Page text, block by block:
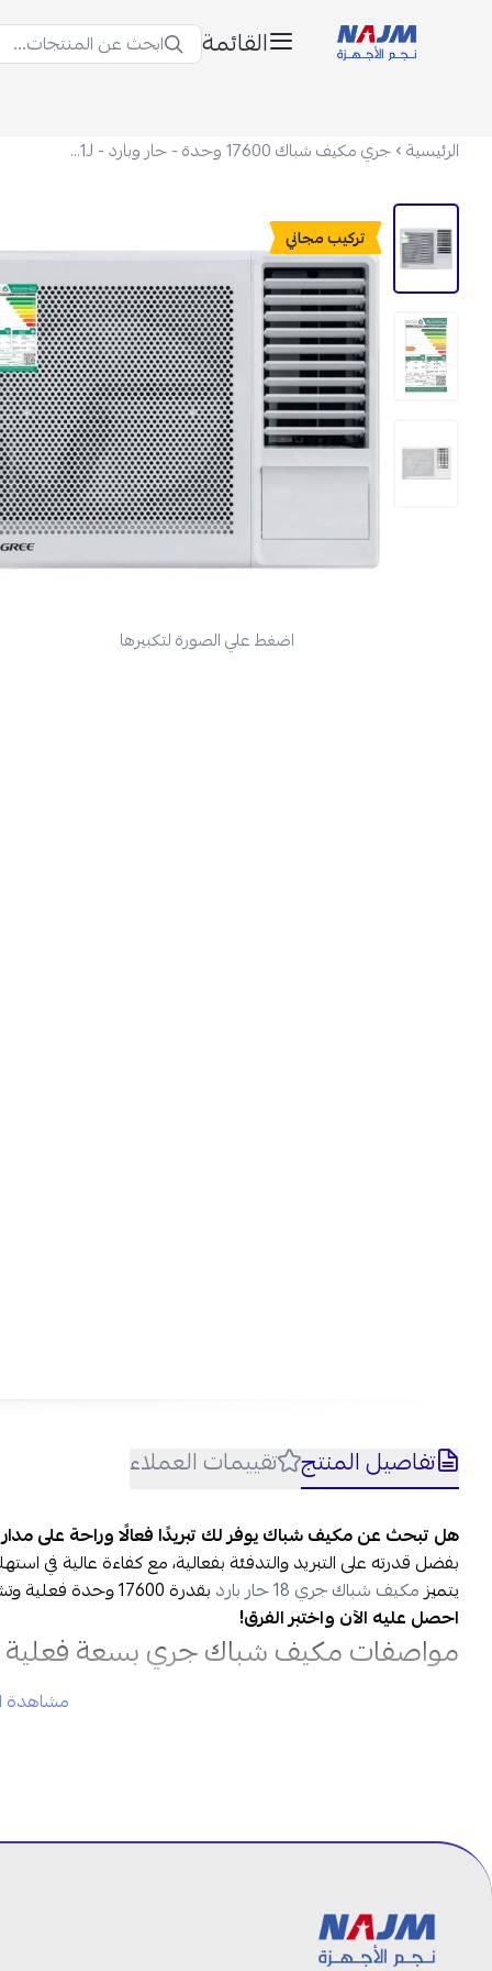
القائمة ابحث عن المنتجات...
الرئيسية جري مكيف شباك 17600 وحدة - حار وبارد - GJE18AG-D3NMTG1J
تركيب مجاني
اضغط علي الصورة لتكبيرها
تفاصيل المنتج تقييمات العملاء
هل تبحث عن مكيف شباك يوفر لك تبريدًا فعالًا وراحة على مدار
بفضل قدرته على التبريد والتدفئة بفعالية، مع كفاءة عالية في
يتميزمكيف شباك جري 18 حار بارد
بقدرة 17600 وحدة فعلية وتشغيل حار وبارد، ستتمكن من الاستمتاع بجو مثالي في كل الأوقات.
احصل عليه الآن واختبر الفرق!
مواصفات مكيف شباك جري بسعة فعلية 17600 وحدة حار/بارد:
الوظائف: حار / بارد
قوة التبريد
بلد المنشأ
مشاهدة